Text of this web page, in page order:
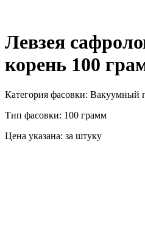
Левзея
корень 100
Категория фасовки: Вакуумный
Тип фасовки: 100 грамм
Цена указана: за штуку